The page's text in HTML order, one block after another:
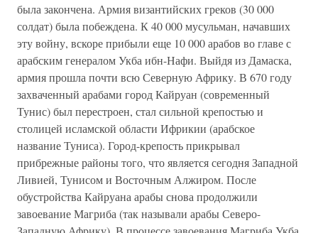
была закончена. Армия византийских греков (30 000
солдат) была побеждена. К 40 000 мусульман, начавших
эту войну, вскоре прибыли еще 10 000 арабов во главе с
арабским генералом Укба ибн-Нафи. Выйдя из Дамаска,
армия прошла почти всю Северную Африку. В 670 году
захваченный арабами город Кайруан (современный
Тунис) был перестроен, стал сильной крепостью и
столицей исламской области Ифрикии (арабское
название Туниса). Город-крепость прикрывал
прибрежные районы того, что является сегодня Западной
Ливией, Тунисом и Восточным Алжиром. После
обустройства Кайруана арабы снова продолжили
завоевание Магриба (так называли арабы Северо-